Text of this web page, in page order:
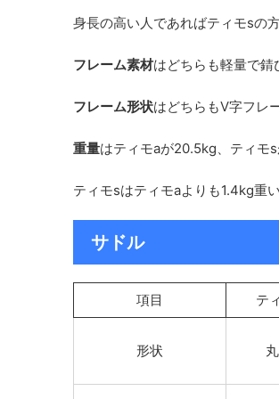
身長の高い人であればティモsの
フレーム素材はどちらも軽量で錆
フレーム形状はどちらもV字フレ
重量はティモaが20.5kg、ティモs
ティモsはティモaよりも1.4kg重
サドル
項目 テ
形状